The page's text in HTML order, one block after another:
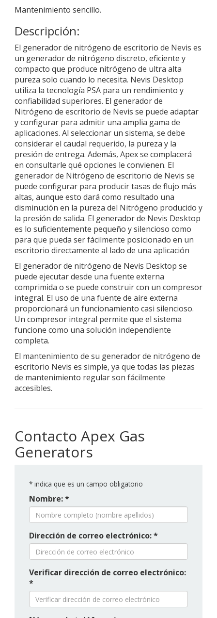
Mantenimiento sencillo.
Descripción:
El generador de nitrógeno de escritorio de Nevis es
un generador de nitrógeno discreto, eficiente y
compacto que produce nitrógeno de ultra alta
pureza solo cuando lo necesita. Nevis Desktop
utiliza la tecnología PSA para un rendimiento y
confiabilidad superiores. El generador de
Nitrógeno de escritorio de Nevis se puede adaptar
y configurar para admitir una amplia gama de
aplicaciones. Al seleccionar un sistema, se debe
considerar el caudal requerido, la pureza y la
presión de entrega. Además, Apex se complacerá
en consultarle qué opciones le convienen. El
generador de Nitrógeno de escritorio de Nevis se
puede configurar para producir tasas de flujo más
altas, aunque esto dará como resultado una
disminución en la pureza del Nitrógeno producido y
la presión de salida. El generador de Nevis Desktop
es lo suficientemente pequeño y silencioso como
para que pueda ser fácilmente posicionado en un
escritorio directamente al lado de una aplicación
El generador de nitrógeno de Nevis Desktop se
puede ejecutar desde una fuente externa
comprimida o se puede construir con un compresor
integral. El uso de una fuente de aire externa
proporcionará un funcionamiento casi silencioso.
Un compresor integral permite que el sistema
funcione como una solución independiente
completa.
El mantenimiento de su generador de nitrógeno de
escritorio Nevis es simple, ya que todas las piezas
de mantenimiento regular son fácilmente
accesibles.
Contacto Apex Gas
Generators
* indica que es un campo obligatorio
Nombre: *
Dirección de correo electrónico: *
Verificar dirección de correo electrónico:
*